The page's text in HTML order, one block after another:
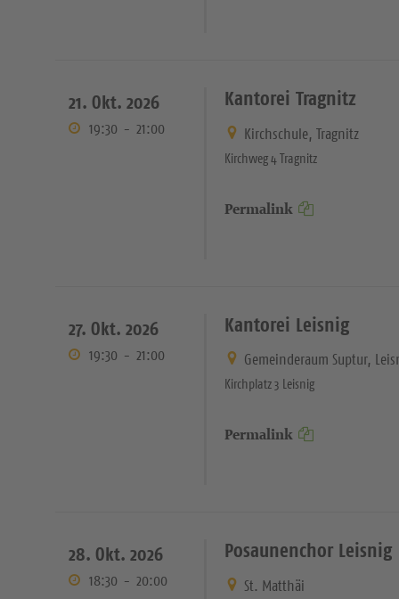
21. Okt. 2026
19:30 - 21:00
Kantorei Tragnitz
Kirchschule, Tragnitz
Kirchweg 4 Tragnitz
Permalink
27. Okt. 2026
19:30 - 21:00
Kantorei Leisnig
Gemeinderaum Suptur,
Kirchplatz 3 Leisnig
Permalink
28. Okt. 2026
18:30 - 20:00
Posaunenchor Leisnig
St. Matthäi